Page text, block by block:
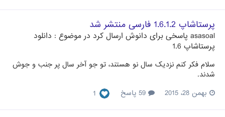
پرستاشاپ 1.6.1.2 فارسی منتشر شد
asasoal پاسخی برای دانوش ارسال کرد در موضوع : دانلود
پرستاشاپ 1.6
سلام فکر کنم نزدیک سال نو هستند، تو جو آخر سال پر جنب و جوش
شدند.
بهمن 28، 2015
1